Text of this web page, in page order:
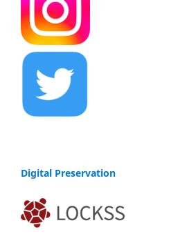
Digital Preservation